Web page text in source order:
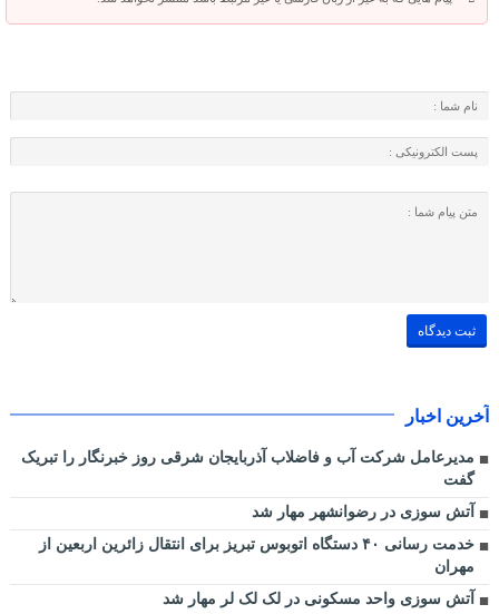
آخرین اخبار
مدیرعامل شرکت آب و فاضلاب آذربایجان شرقی روز خبرنگار را تبریک
گفت
آتش سوزی در رضوانشهر مهار شد
خدمت رسانی ۴۰ دستگاه اتوبوس تبریز برای انتقال زائرین اربعین از
مهران
آتش سوزی واحد مسکونی در لک لک لر مهار شد